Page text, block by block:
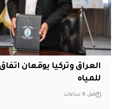
العراق وتركيا يوقعان
للمياه
قبل 8 ساعات